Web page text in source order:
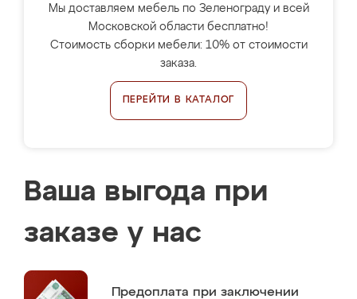
Мы доставляем мебель по Зеленограду и всей
Московской области бесплатно!
Стоимость сборки мебели: 10% от стоимости
заказа.
ПЕРЕЙТИ В КАТАЛОГ
Ваша выгода при
заказе у нас
Предоплата при заключении